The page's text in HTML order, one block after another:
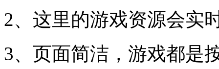
2、这里的游戏资源会实
3、页面简洁，游戏都是